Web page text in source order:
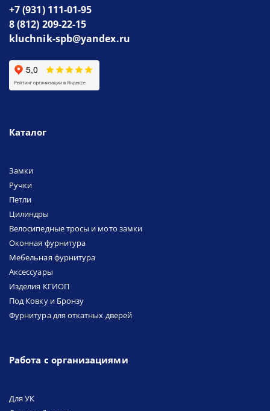
+7 (931) 111-01-95
8 (812) 209-22-15
kluchnik-spb@yandex.ru
Каталог
Замки
Ручки
Петли
Цилиндры
Велосипедные тросы и мото замки
Оконная фурнитура
Мебельная фурнитура
Аксессуары
Изделия КГИОП
Под Ковку и Бронзу
Фурнитура для откатных дверей
Работа с организациями
Для УК